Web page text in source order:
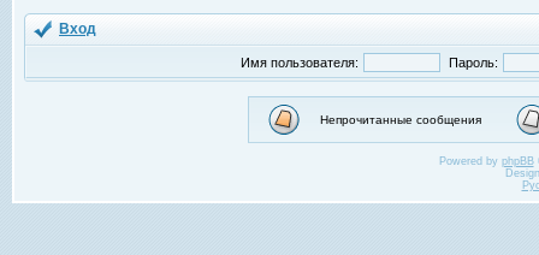
Вход
Имя пользователя: Пароль:
Непрочитанные сообщения
Powered by phpBB